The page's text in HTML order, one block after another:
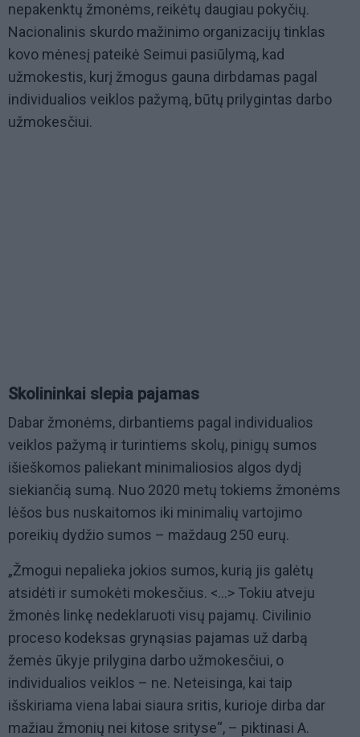
nepakenktų žmonėms, reikėtų daugiau pokyčių.
Nacionalinis skurdo mažinimo organizacijų tinklas
kovo mėnesį pateikė Seimui pasiūlymą, kad
užmokestis, kurį žmogus gauna dirbdamas pagal
individualios veiklos pažymą, būtų prilygintas darbo
užmokesčiui.
Skolininkai slepia pajamas
Dabar žmonėms, dirbantiems pagal individualios
veiklos pažymą ir turintiems skolų, pinigų sumos
išieškomos paliekant minimaliosios algos dydį
siekiančią sumą. Nuo 2020 metų tokiems žmonėms
lėšos bus nuskaitomos iki minimalių vartojimo
poreikių dydžio sumos – maždaug 250 eurų.
„Žmogui nepalieka jokios sumos, kurią jis galėtų
atsidėti ir sumokėti mokesčius. <...> Tokiu atveju
žmonės linkę nedeklaruoti visų pajamų. Civilinio
proceso kodeksas grynąsias pajamas už darbą
žemės ūkyje prilygina darbo užmokesčiui, o
individualios veiklos – ne. Neteisinga, kai taip
išskiriama viena labai siaura sritis, kurioje dirba dar
mažiau žmonių nei kitose srityse“, – piktinasi A.